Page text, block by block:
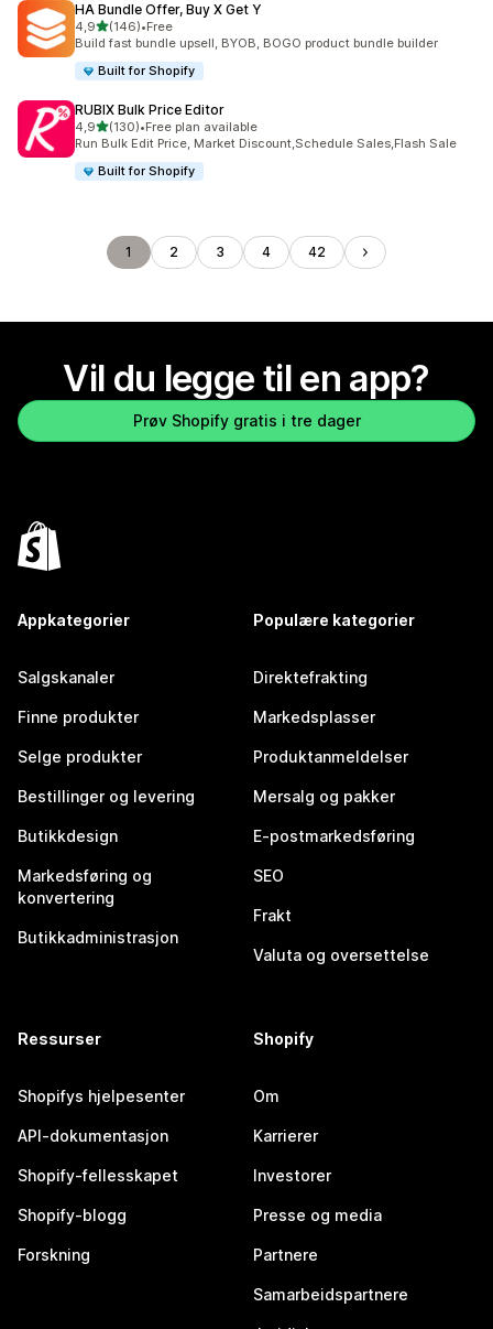
HA Bundle Offer, Buy X Get Y
4,9av 5 stjerner
(146)
Totalt 146 omtaler
•Free
Build fast bundle upsell, BYOB, BOGO product bundle builder
Built for Shopify
RUBIX Bulk Price Editor
4,9av 5 stjerner
(130)
Totalt 130 omtaler
•Free plan available
Run Bulk Edit Price, Market Discount,Schedule Sales,Flash Sale
Built for Shopify
1 2 3 4 42
Vil du legge til en app?
Prøv Shopify gratis i tre dager
Appkategorier
Salgskanaler
Finne produkter
Selge produkter
Bestillinger og levering
Butikkdesign
Markedsføring og
konvertering
Butikkadministrasjon
Populære kategorier
Direktefrakting
Markedsplasser
Produktanmeldelser
Mersalg og pakker
E-postmarkedsføring
SEO
Frakt
Valuta og oversettelse
Ressurser
Shopifys hjelpesenter
API-dokumentasjon
Shopify-fellesskapet
Shopify-blogg
Forskning
Shopify
Om
Karrierer
Investorer
Presse og media
Partnere
Samarbeidspartnere